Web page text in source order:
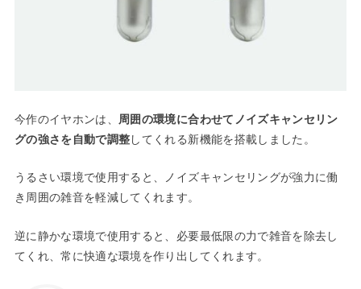
今作のイヤホンは、
周囲の環境に合わせてノイズキャンセリン
グの強さを自動で調整してくれる新機能を搭載しました。
うるさい環境で使用すると、ノイズキャンセリングが強力に働
き周囲の雑音を軽減してくれます。
逆に静かな環境で使用すると、必要最低限の力で雑音を除去し
てくれ、常に快適な環境を作り出してくれます。